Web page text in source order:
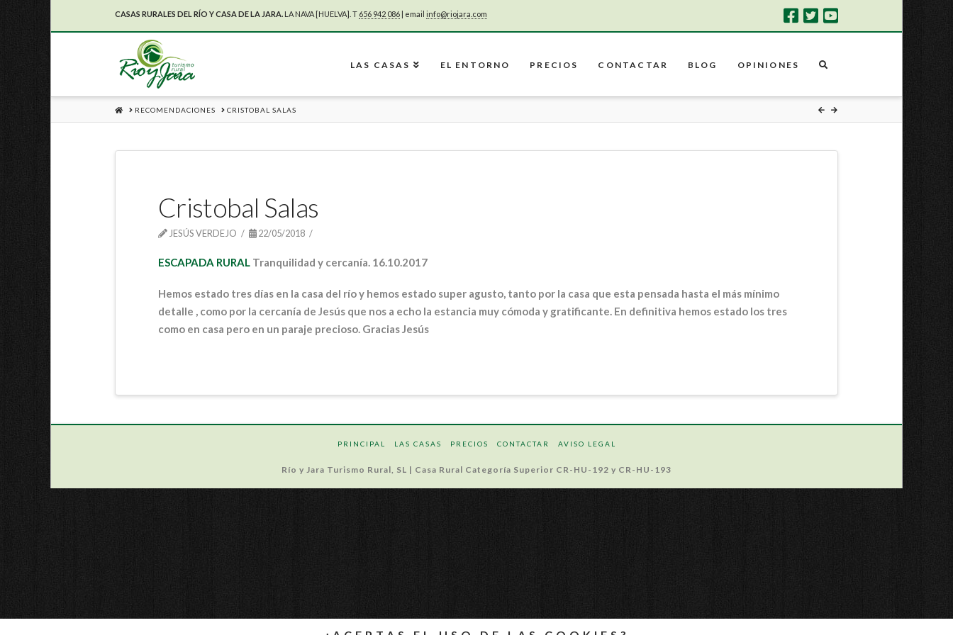
CASAS RURALES DEL RÍO Y CASA DE LA JARA. LA NAVA [HUELVA]. T 656 942 086 | email info@riojara.com
LAS CASAS EL ENTORNO PRECIOS CONTACTAR BLOG OPINIONES
HOME
RECOMENDACIONES CRISTOBAL SALAS
Cristobal Salas
JESÚS VERDEJO 22/05/2018
ESCAPADA RURAL Tranquilidad y cercanía. 16.10.2017
Hemos estado tres días en la casa del río y hemos estado super agusto, tanto por la casa que esta pensada hasta el más mínimo
detalle , como por la cercanía de Jesús que nos a echo la estancia muy cómoda y gratificante. En definitiva hemos estado los tres
como en casa pero en un paraje precioso. Gracias Jesús
PRINCIPAL LAS CASAS PRECIOS CONTACTAR AVISO LEGAL
Río y Jara Turismo Rural, SL | Casa Rural Categoría Superior CR-HU-192 y CR-HU-193